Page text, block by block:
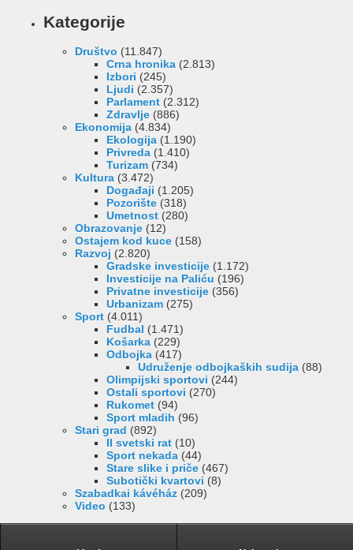
Kategorije
Društvo (11.847)
Crna hronika (2.813)
Izbori (245)
Ljudi (2.357)
Parlament (2.312)
Zdravlje (886)
Ekonomija (4.834)
Ekologija (1.190)
Privreda (1.410)
Turizam (734)
Kultura (3.472)
Događaji (1.205)
Pozorište (318)
Umetnost (280)
Obrazovanje (12)
Ostajem kod kuce (158)
Razvoj (2.820)
Gradske investicije (1.172)
Investicije na Paliću (196)
Privatne investicije (356)
Urbanizam (275)
Sport (4.011)
Fudbal (1.471)
Košarka (229)
Odbojka (417)
Udruženje odbojkaških sudija (88)
Olimpijski sportovi (244)
Ostali sportovi (270)
Rukomet (94)
Sport mladih (96)
Stari grad (892)
II svetski rat (10)
Sport nekada (44)
Stare slike i priče (467)
Subotički kvartovi (8)
Szabadkai kávéház (209)
Video (133)